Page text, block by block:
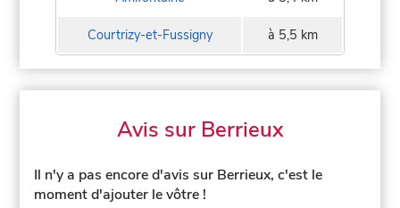
Courtrizy-et-Fussigny à 5,5 km
Avis sur Berrieux
Il n'y a pas encore d'avis sur Berrieux, c'est le
moment d'ajouter le vôtre !